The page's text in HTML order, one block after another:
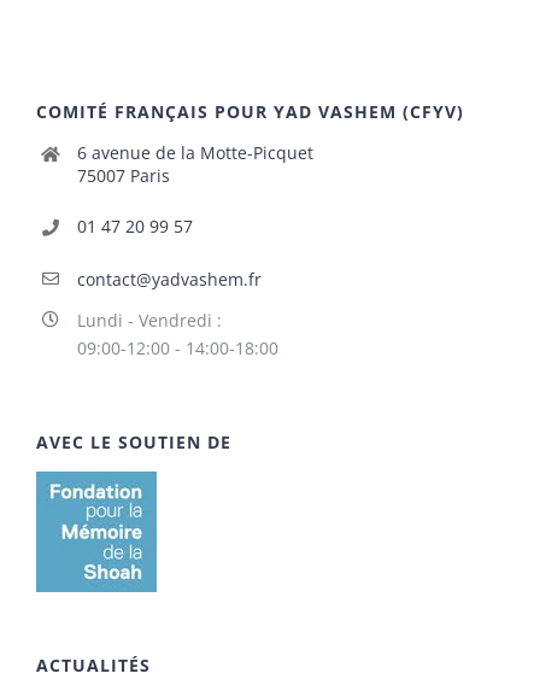
COMITÉ FRANÇAIS POUR YAD VASHEM (CFYV)
6 avenue de la Motte-Picquet
75007 Paris
01 47 20 99 57
contact@yadvashem.fr
Lundi - Vendredi :
09:00-12:00 - 14:00-18:00
AVEC LE SOUTIEN DE
ACTUALITÉS